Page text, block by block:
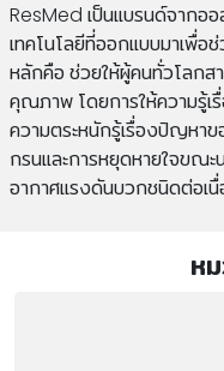
ResMed เป็นแบรนด์จากออ
เทคโนโลยีที่ออกแบบมาเพื่
หลักคือ ช่วยให้ผู้คนทั่วโลกส
คุณภาพ โดยการให้ความรู้เ
ความตระหนักรู้เรื่องปัญหาข
กรนและการหยุดหายใจขณ
อากาศแรงดันบวกชนิดต่อเนื่
ห